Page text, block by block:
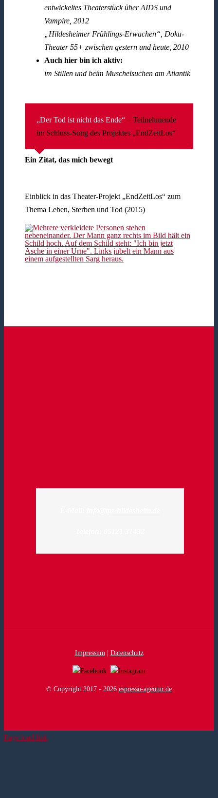
entwickeltes Theaterstück über AIDS und
Vampire, 2012
„Hildesheimer Frühlings-Erwachen“, Doku-
Theater 55+ zwischen gestern und heute, 2010
Auch hier bin ich aktiv:
im Stillen und beim Muschelsuchen am Atlantik
„Der Tod ist nicht das Ende“ – Teilnehmende
im Schluss-Song des Projektes „EndZeitLos“
Ein Zitat, das mich bewegt
Einblick in das Theater-Projekt „EndZeitLos“ zum
Thema Leben, Sterben und Tod (2015)
Impressum| Datenschutz
© Copyright 2017 - 2026 espresso-agentur.de
Page load link